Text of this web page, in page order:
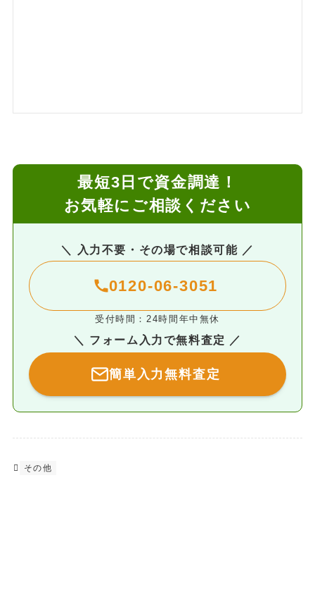
最短3日で資金調達！
お気軽にご相談ください
＼ 入力不要・その場で相談可能 ／
0120-06-3051
受付時間：24時間年中無休
＼ フォーム入力で無料査定 ／
簡単入力無料査定
その他